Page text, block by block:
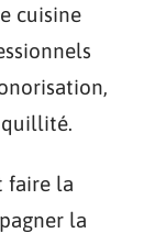
cuisine
faire la
la